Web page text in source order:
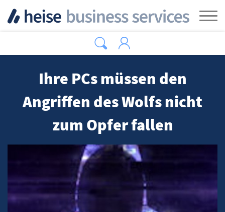
Ihre PCs müssen den
Angriffen des Wolfs nicht
zum Opfer fallen